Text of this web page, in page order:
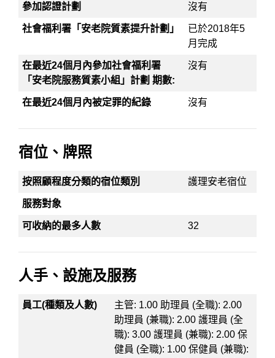
參加認證計劃 沒有
社會福利署「安老院質素提升計劃」
已於2018年5
月完成
在最近24個月內參加社會福利署
「安老院服務質素小組」計劃 期數:
沒有
在最近24個月內被定罪的紀錄 沒有
宿位、牌照
按照顧程度分類的宿位類別 護理安老宿位
服務對象
可收納的最多人數 32
人手、設施及服務
員工(種類及人數)
主管: 1.00 助理員 (全職): 2.00
助理員 (兼職): 2.00 護理員 (全
職): 3.00 護理員 (兼職): 2.00 保
健員 (全職): 1.00 保健員 (兼職):